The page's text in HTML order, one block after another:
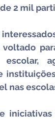
2 mil
nas